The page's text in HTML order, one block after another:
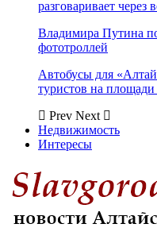
разговаривает через
Владимира Путина
фототроллей
Автобусы для
туристов на площади
Prev Next
Недвижимость
Интересы